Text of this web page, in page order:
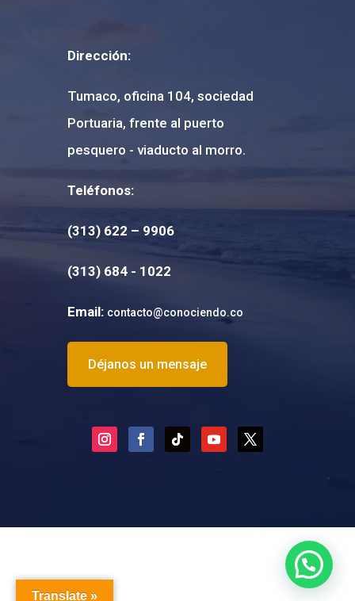
Dirección:
Tumaco, oficina 104, sociedad
Portuaria, frente al puerto
pesquero - viaducto al morro.
Teléfonos:
(313) 622 – 9906
(313) 684 - 1022
Email: contacto@conociendo.co
Déjanos un mensaje
Translate »